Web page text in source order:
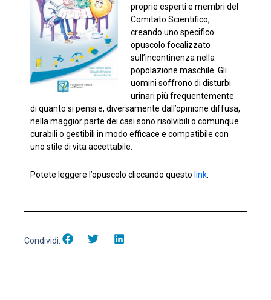
proprie esperti e membri del
Comitato Scientifico,
creando uno specifico
opuscolo focalizzato
sull’incontinenza nella
popolazione maschile. Gli
uomini soffrono di disturbi
urinari più frequentemente
di quanto si pensi e, diversamente dall’opinione diffusa,
nella maggior parte dei casi sono risolvibili o comunque
curabili o gestibili in modo efficace e compatibile con
uno stile di vita accettabile.
Potete leggere l’opuscolo cliccando questo link
Condividi: